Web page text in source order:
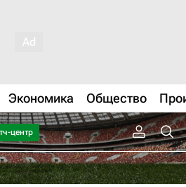
Экономика Общество
центр